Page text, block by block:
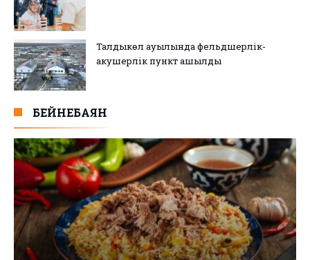
Талдыкөл ауылында фельдшерлік-
акушерлік пункт ашылды
БЕЙНЕБАЯН